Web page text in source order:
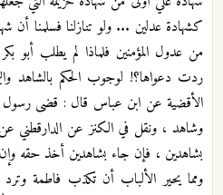
كشهادة عدلين ... ولو تنازلنا فسلمنا
من عدول المؤمنين فلماذا لم يطلب أبو
ردت دعواها؟! لوجوب الحكم بالشاهد
الأقضية عن ابن عباس قال : قضى رسول
وشاهد ، ونقل في الكنز عن الدارقطني
بشاهدين ، فإن جاء بشاهدين أخذ حقه
ومما يحير الألباب أن تكذب فاطمة